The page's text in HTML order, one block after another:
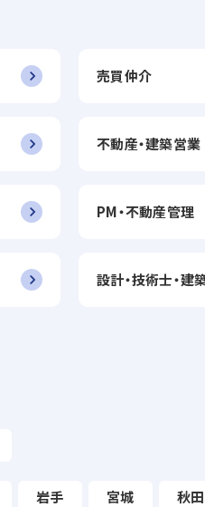
売買仲介
不動産・建築営業
PM・不動産管理
設計・技術士・建
岩手 宮城 秋田